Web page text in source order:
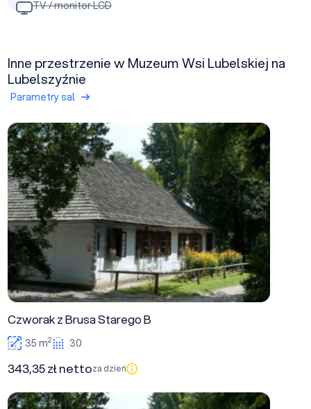
TV / monitor LCD
Inne przestrzenie w Muzeum Wsi Lubelskiej na
Lubelszyźnie
Parametry sal
Czworak z Brusa Starego B
Czworak z Brusa Starego B
35 m2 30
343,35 zł nettoza dzień
Czworak z Brusa Starego C